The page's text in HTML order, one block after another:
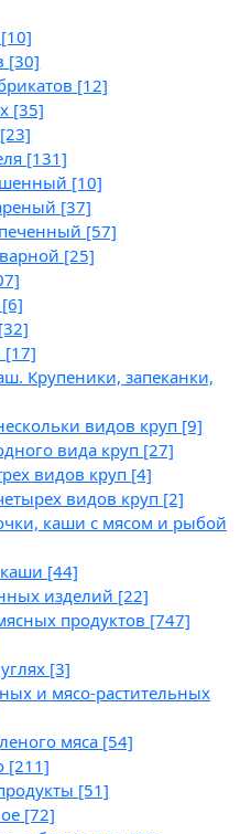
[10]
[30]
[12]
[35]
[23]
[131]
[10]
[37]
[57]
[25]
[6]
[32]
[17]
Крупеники, запеканки,
видов круп [9]
вида круп [27]
видов круп [4]
видов круп [2]
каши с мясом и рыбой
[44]
изделий [22]
продуктов [747]
[3]
и мясо-растительных
мяса [54]
[211]
[51]
[72]